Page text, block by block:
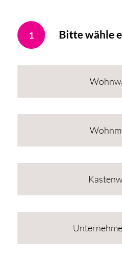
1 Bitte wähle